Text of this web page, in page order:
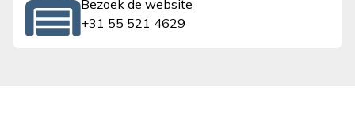
Bezoek de website
+31 55 521 4629